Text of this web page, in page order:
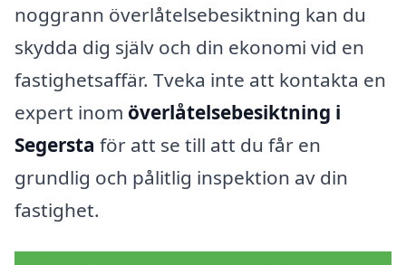
noggrann överlåtelsebesiktning kan du
skydda dig själv och din ekonomi vid en
fastighetsaffär. Tveka inte att kontakta en
expert inom överlåtelsebesiktning i
Segersta för att se till att du får en
grundlig och pålitlig inspektion av din
fastighet.